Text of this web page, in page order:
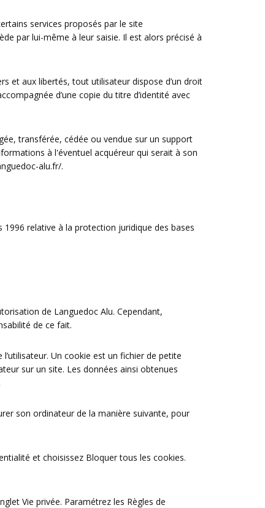
services proposés par le site
par lui-même à leur saisie. Il est alors précisé à
et aux libertés, tout utilisateur dispose d’un droit
d’une copie du titre d’identité avec
transférée, cédée ou vendue sur un support
à l'éventuel acquéreur qui serait à son
alu.fr/.
relative à la protection juridique des bases
de Languedoc Alu. Cependant,
de ce fait.
Un cookie est un fichier de petite
sur un site. Les données ainsi obtenues
son ordinateur de la manière suivante, pour
et choisissez Bloquer tous les cookies.
Vie privée. Paramétrez les Règles de